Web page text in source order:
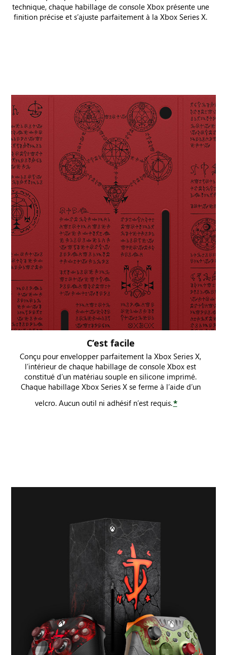
technique, chaque habillage de console Xbox présente une
finition précise et s’ajuste parfaitement à la Xbox Series X.
C’est facile
Conçu pour envelopper parfaitement la Xbox Series X,
l’intérieur de chaque habillage de console Xbox est
constitué d’un matériau souple en silicone imprimé.
Chaque habillage Xbox Series X se ferme à l’aide d’un
velcro. Aucun outil ni adhésif n’est requis.*